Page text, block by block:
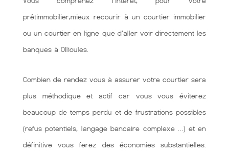
prêtimmobilier,mieux recourir à un courtier immobilier
ou un courtier en ligne que d'aller voir directement les
banques à Ollioules.
Combien de rendez vous à assurer votre courtier sera
plus méthodique et actif car vous vous éviterez
beaucoup de temps perdu et de frustrations possibles
(refus potentiels, langage bancaire complexe …) et en
définitive vous ferez des économies substantielles.